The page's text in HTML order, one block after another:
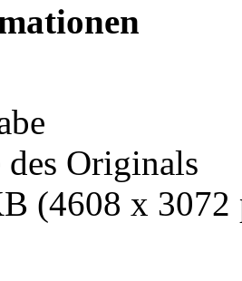
Originals
(4608 x 3072